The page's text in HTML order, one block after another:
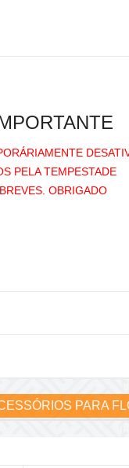
PELA TEMPESTADE
OBRIGADO
PARA